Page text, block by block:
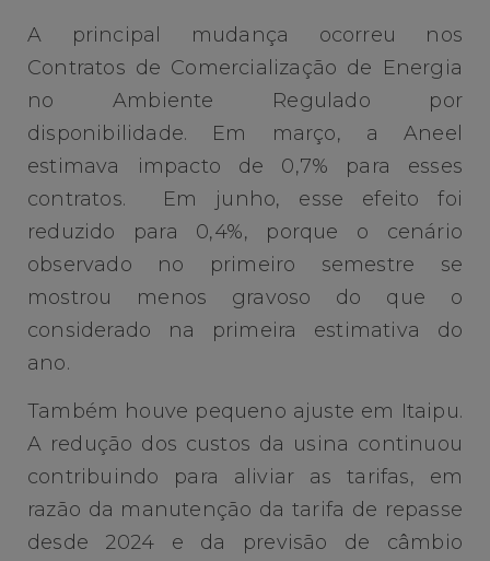
A principal mudança ocorreu nos
Contratos de Comercialização de Energia
no Ambiente Regulado por
disponibilidade. Em março, a Aneel
estimava impacto de 0,7% para esses
contratos. Em junho, esse efeito foi
reduzido para 0,4%, porque o cenário
observado no primeiro semestre se
mostrou menos gravoso do que o
considerado na primeira estimativa do
ano.
Também houve pequeno ajuste em Itaipu.
A redução dos custos da usina continuou
contribuindo para aliviar as tarifas, em
razão da manutenção da tarifa de repasse
desde 2024 e da previsão de câmbio